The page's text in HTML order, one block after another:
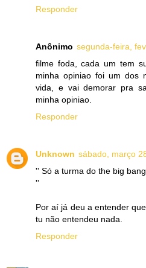
Responder
Anônimo segunda-feira,
filme foda, cada um tem
minha opiniao foi um dos
vida, e vai demorar pra
minha opiniao.
Responder
Unknown sábado, março
'' Só a turma do the big
''
Por aí já deu a entender
tu não entendeu nada.
Responder